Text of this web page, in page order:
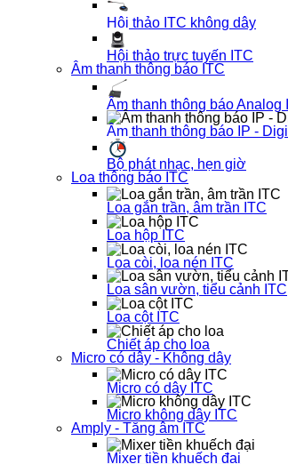
Hội thảo ITC không dây
Hội thảo trực tuyến ITC
Âm thanh thông báo ITC
Âm thanh thông báo Analog
Âm thanh thông báo IP -
Bộ phát nhạc, hẹn giờ
Loa thông báo ITC
Loa gắn trần, âm trần ITC
Loa hộp ITC
Loa còi, loa nén ITC
Loa sân vườn, tiểu cảnh ITC
Loa cột ITC
Chiết áp cho loa
Micro có dây - Không dây
Micro có dây ITC
Micro không dây ITC
Amply - Tăng âm ITC
Mixer tiền khuếch đại